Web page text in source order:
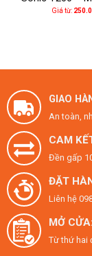
Giá từ:
GIAO
An toàn,
CAM
Đền gấp
ĐẶT
Liên hệ
MỞ
Từ thứ hai